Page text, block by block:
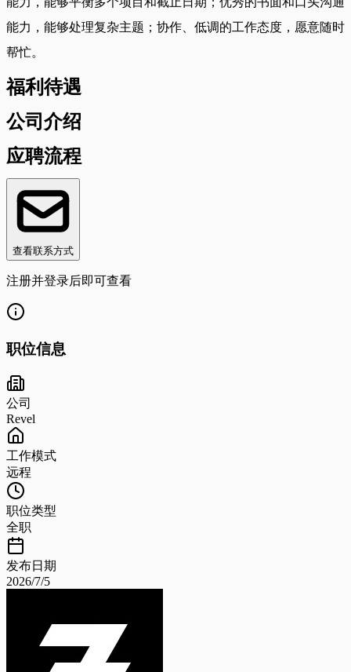
能力，能够处理复杂主题；协作、低调的工作态度，愿意随时
帮忙。
福利待遇
公司介绍
应聘流程
查看联系方式
注册并登录后即可查看
职位信息
公司
Revel
工作模式
远程
职位类型
全职
发布日期
2026/7/5